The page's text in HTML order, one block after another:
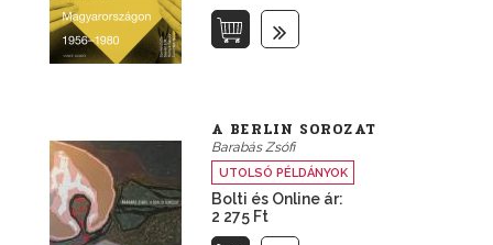
A BERLIN SOROZAT
Barabás Zsófi
UTOLSÓ PÉLDÁNYOK
Bolti és Online ár:
2 275 Ft